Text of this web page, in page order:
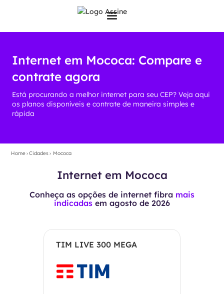
Internet em Mococa: Compare e
contrate agora
Está procurando a melhor internet para seu CEP? Veja aqui
os planos disponíveis e contrate de maneira simples e
rápida
Home›Cidades› Mococa
Internet em Mococa
Conheça as opções de internet fibra mais
indicadas em agosto de 2026
TIM LIVE 300 MEGA